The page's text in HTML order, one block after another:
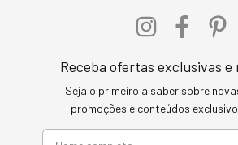
Receba ofertas exclusivas e
Seja o primeiro a saber sobre
promoções e conteúdos